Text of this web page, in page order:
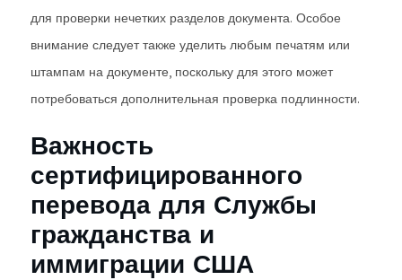
для проверки нечетких разделов документа. Особое
внимание следует также уделить любым печатям или
штампам на документе, поскольку для этого может
потребоваться дополнительная проверка подлинности.
Важность
сертифицированного
перевода для Службы
гражданства и
иммиграции США